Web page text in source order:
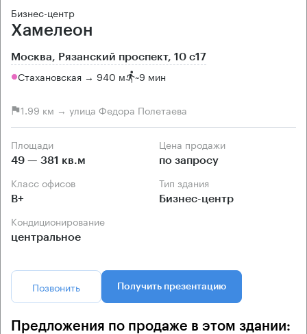
Бизнес-центр
Хамелеон
Москва, Рязанский проспект, 10 с17
Стахановская → 940 м ~9 мин
1.99 км → улица Федора Полетаева
Площади
49 — 381 кв.м
Цена продажи
по запросу
Класс офисов
B+
Тип здания
Бизнес-центр
Кондиционирование
центральное
Позвонить Получить презентацию
Предложения по продаже в этом здании: